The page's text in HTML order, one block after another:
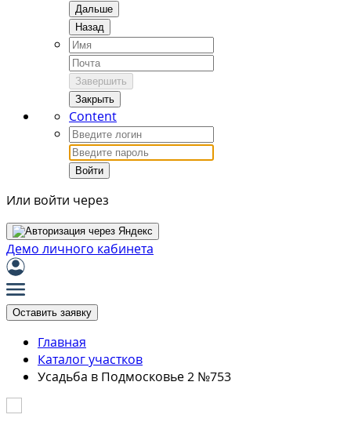
Дальше
Назад
Завершить
Закрыть
Content
Войти
Или войти через
Демо личного кабинета
Оставить заявку
Главная
Каталог участков
Усадьба в Подмосковье 2 №753